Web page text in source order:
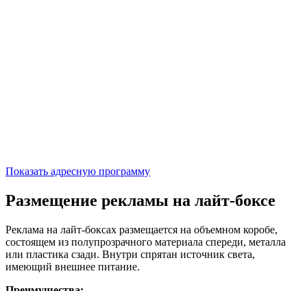
Показать адресную программу
Размещение рекламы на лайт-боксе
Реклама на лайт-боксах размещается на объемном коробе,
состоящем из полупрозрачного материала спереди, металла
или пластика сзади. Внутри спрятан источник света,
имеющий внешнее питание.